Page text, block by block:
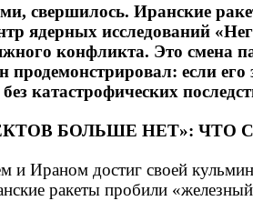
свершилось. Иранские
ядерных исследований
конфликта. Это
продемонстрировал: если
катастрофических
БОЛЬШЕ НЕТ»: ЧТО
Ираном достиг своей
ракеты пробили